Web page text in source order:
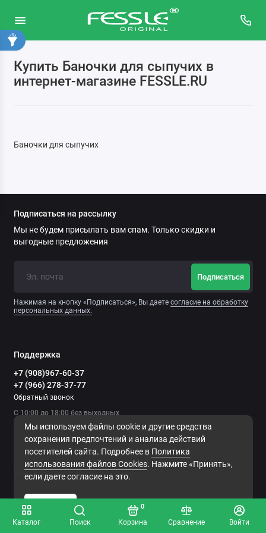
Каталог Поиск Корзина
0
Сравнение Войти
Купить Баночки для сыпучих в
интернет-магазине FESSLE.RU
Аксессуары для кухни
Бутылки для воды
Кухонные инструменты
Баночки для сыпучих
Мы используем файлы cookie и другие средства
сохранения предпочтений и анализа действий
посетителей сайта. Подробнее в Политика
использования файлов Сookies. Нажмите «Принять»,
если даете согласие на это.
Подписаться на рассылку
Мы не будем присылать вам спам. Только скидки и
выгодные предложения
Подписаться
Нажимая на кнопку «Подписаться», Вы даете согласие на обработку
персональных данных.
Поддержка
+7 (908)967-60-37
+7 (966) 278-37-77
Обратный звонок
С 10:00 до 18:00 без выходных